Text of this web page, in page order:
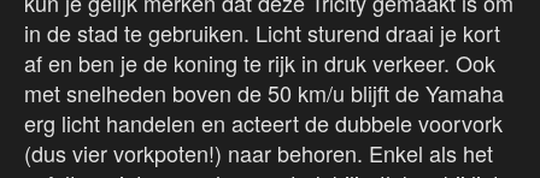
in de stad te gebruiken. Licht sturend draai je kort
af en ben je de koning te rijk in druk verkeer. Ook
met snelheden boven de 50 km/u blijft de Yamaha
erg licht handelen en acteert de dubbele voorvork
(dus vier vorkpoten!) naar behoren. Enkel als het